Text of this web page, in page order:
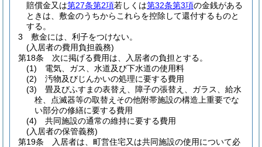
賠償金又は第27条第2項若しくは第32条第3項の金銭がある
ときは、敷金のうちからこれらを控除して還付するものと
する。
3
敷金には、利子をつけない。
(入居者の費用負担義務)
第18条
次に掲げる費用は、入居者の負担とする。
(1)
電気、ガス、水道及び下水道の使用料
(2)
汚物及びじんかいの処理に要する費用
(3)
畳及びふすまの表替え、障子の張替え、ガラス、給水
栓、点滅器等の取替えその他附帯施設の構造上重要でな
い部分の修繕に要する費用
(4)
共同施設の通常の維持に要する費用
(入居者の保管義務)
第19条
入居者は、町営住宅又は共同施設の使用について必